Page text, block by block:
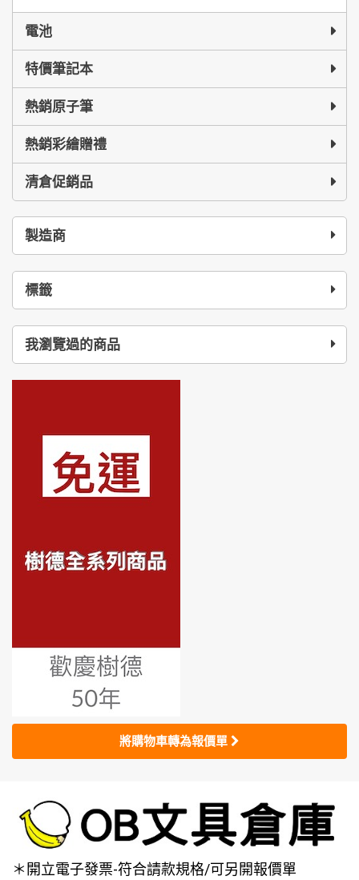
電池
特價筆記本
熱銷原子筆
熱銷彩繪贈禮
清倉促銷品
製造商
標籤
我瀏覽過的商品
將購物車轉為報價單
＊開立電子發票-符合請款規格/可另開報價單